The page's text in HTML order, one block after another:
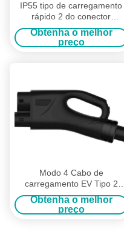
IP55 tipo de carregamento
rápido 2 do conector
combinado 3200V EV da
C.C. CCS - tomada 2
Obtenha o melhor
preço
Modo 4 Cabo de
carregamento EV Tipo 2
250A 300A 1000V
Resistência a intempéries
Obtenha o melhor
preço